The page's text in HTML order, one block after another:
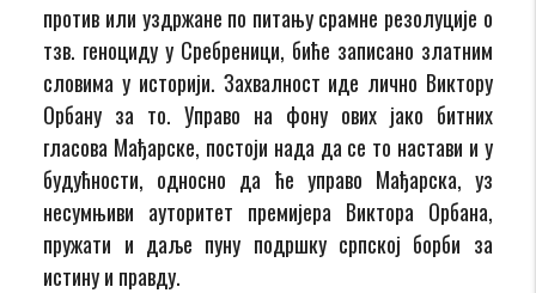
против или уздржане по питању срамне резолуције о
тзв. геноциду у Сребреници, биће записано златним
словима у историји. Захвалност иде лично Виктору
Орбану за то. Управо на фону ових јако битних
гласова Мађарске, постоји нада да се то настави и у
будућности, односно да ће управо Мађарска, уз
несумњиви ауторитет премијера Виктора Орбана,
пружати и даље пуну подршку српској борби за
истину и правду.